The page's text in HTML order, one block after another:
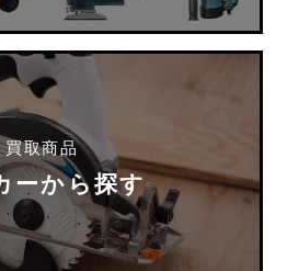
買取商品
ーから探す